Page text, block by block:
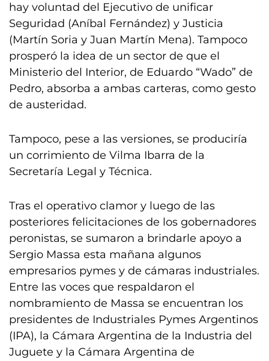
hay voluntad del Ejecutivo de unificar
Seguridad (Aníbal Fernández) y Justicia
(Martín Soria y Juan Martín Mena). Tampoco
prosperó la idea de un sector de que el
Ministerio del Interior, de Eduardo “Wado” de
Pedro, absorba a ambas carteras, como gesto
de austeridad.
Tampoco, pese a las versiones, se produciría
un corrimiento de Vilma Ibarra de la
Secretaría Legal y Técnica.
Tras el operativo clamor y luego de las
posteriores felicitaciones de los gobernadores
peronistas, se sumaron a brindarle apoyo a
Sergio Massa esta mañana algunos
empresarios pymes y de cámaras industriales.
Entre las voces que respaldaron el
nombramiento de Massa se encuentran los
presidentes de Industriales Pymes Argentinos
(IPA), la Cámara Argentina de la Industria del
Juguete y la Cámara Argentina de